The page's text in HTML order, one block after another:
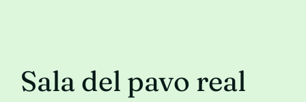
Blog
Sala del pavo real